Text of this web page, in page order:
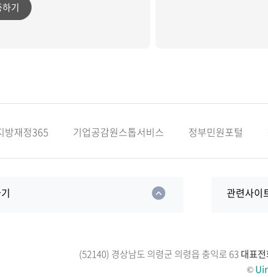
기
방재정365 기업공감원스톱서비스 정부민원포털
관련사이
(52140) 경상남도 의령군 의령읍 충익로 63 대표
©